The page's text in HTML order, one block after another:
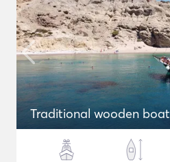
Traditional wooden boat